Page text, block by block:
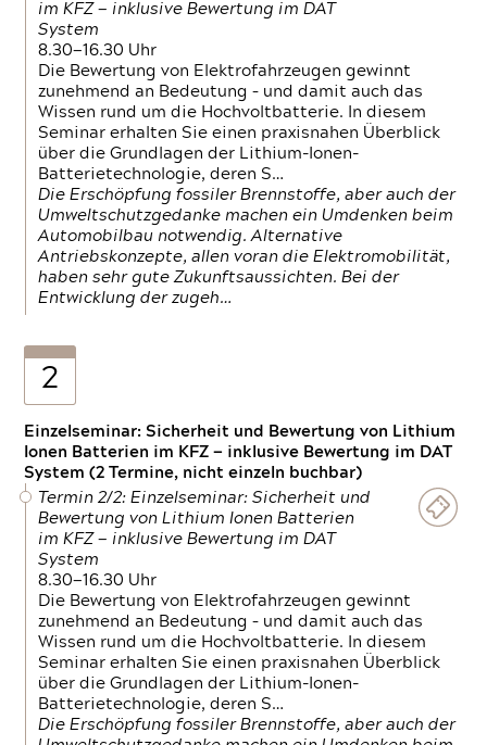
im KFZ — inklusive Bewertung im DAT
System
8.30—16.30 Uhr
Die Bewertung von Elektrofahrzeugen gewinnt
zunehmend an Bedeutung – und damit auch das
Wissen rund um die Hochvoltbatterie. In diesem
Seminar erhalten Sie einen praxisnahen Überblick
über die Grundlagen der Lithium-Ionen-
Batterietechnologie, deren S…
Die Erschöpfung fossiler Brennstoffe, aber auch der
Umweltschutzgedanke machen ein Umdenken beim
Automobilbau notwendig. Alternative
Antriebskonzepte, allen voran die Elektromobilität,
haben sehr gute Zukunftsaussichten. Bei der
Entwicklung der zugeh…
2
Einzelseminar: Sicherheit und Bewertung von Lithium
Ionen Batterien im KFZ — inklusive Bewertung im DAT
System (2 Termine, nicht einzeln buchbar)
Termin 2/2: Einzelseminar: Sicherheit und
Bewertung von Lithium Ionen Batterien
im KFZ — inklusive Bewertung im DAT
System
8.30—16.30 Uhr
Die Bewertung von Elektrofahrzeugen gewinnt
zunehmend an Bedeutung – und damit auch das
Wissen rund um die Hochvoltbatterie. In diesem
Seminar erhalten Sie einen praxisnahen Überblick
über die Grundlagen der Lithium-Ionen-
Batterietechnologie, deren S…
Die Erschöpfung fossiler Brennstoffe, aber auch der